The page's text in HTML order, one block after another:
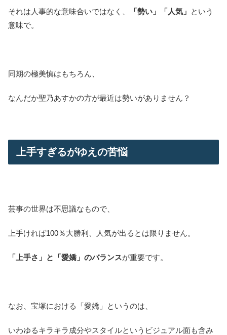
それは人事的な意味合いではなく、 「勢い」「人気」 という
意味で。
同期の極美慎はもちろん、
なんだか聖乃あすかの方が最近は勢いがありません？
上手すぎるがゆえの苦悩
芸事の世界は不思議なもので、
上手ければ100％大勝利、人気が出るとは限りません。
「上手さ」と「愛嬌」のバランスが重要です。
なお、宝塚における「愛嬌」というのは、
いわゆるキラキラ成分やスタイルというビジュアル面も含み